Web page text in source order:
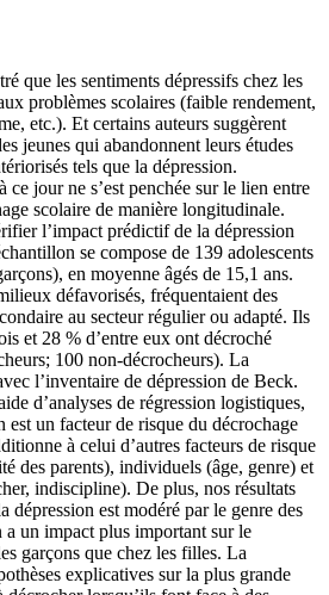
que les sentiments dépressifs chez les
problèmes scolaires (faible rendement,
etc.). Et certains auteurs suggèrent
jeunes qui abandonnent leurs études
tels que la dépression.
ce jour ne s’est penchée sur le lien entre
scolaire de manière longitudinale.
l’impact prédictif de la dépression
se compose de 139 adolescents
en moyenne âgés de 15,1 ans.
défavorisés, fréquentaient des
au secteur régulier ou adapté. Ils
et 28 % d’entre eux ont décroché
100 non-décrocheurs). La
l’inventaire de dépression de Beck.
d’analyses de régression logistiques,
est un facteur de risque du décrochage
à celui d’autres facteurs de risque
des parents), individuels (âge, genre) et
indiscipline). De plus, nos résultats
dépression est modéré par le genre des
a un impact plus important sur le
garçons que chez les filles. La
explicatives sur la plus grande